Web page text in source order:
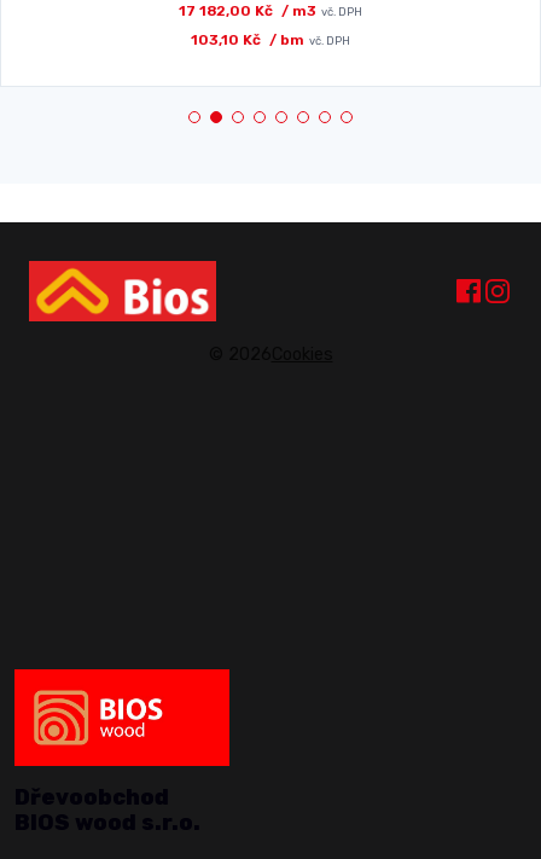
17 182,00 Kč / m3 vč. DPH
103,10 Kč / bm vč. DPH
Dřevoobchod
BIOS wood s.r.o.